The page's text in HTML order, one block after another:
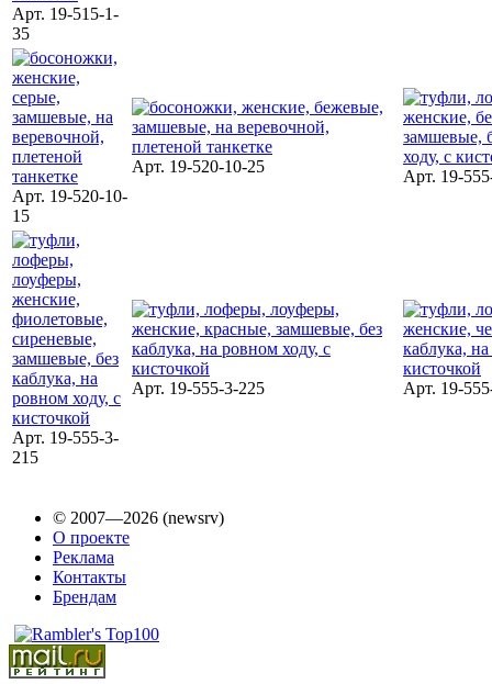
Арт. 19-515-1-
35
Арт. 19-520-10-
15
Арт. 19-520-10-25
Арт. 19-
Арт. 19-555-3-
215
Арт. 19-555-3-225 Арт. 19-
© 2007—2026 (newsrv)
О проекте
Реклама
Контакты
Брендам